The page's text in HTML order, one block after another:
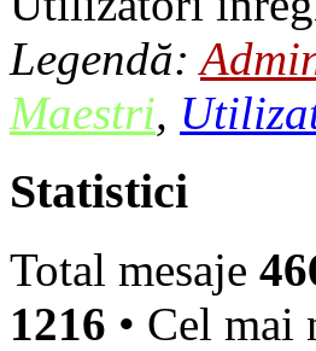
Legendă:
Maestri,
Statistici
Total mesaje
1216 • Cel